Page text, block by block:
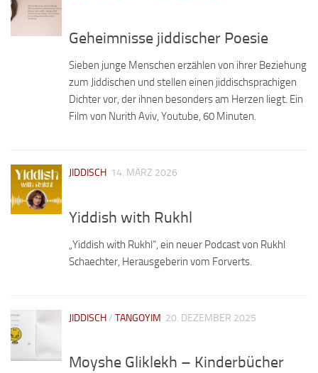
Geheimnisse jiddischer Poesie
Sieben junge Menschen erzählen von ihrer Beziehung
zum Jiddischen und stellen einen jiddischsprachigen
Dichter vor, der ihnen besonders am Herzen liegt. Ein
Film von Nurith Aviv, Youtube, 60 Minuten.
JIDDISCH 14. MÄRZ 2026
Yiddish with Rukhl
„Yiddish with Rukhl“, ein neuer Podcast von Rukhl
Schaechter, Herausgeberin vom Forverts.
JIDDISCH/ TANGOYIM 20. DEZEMBER 2025
Moyshe Gliklekh – Kinderbücher